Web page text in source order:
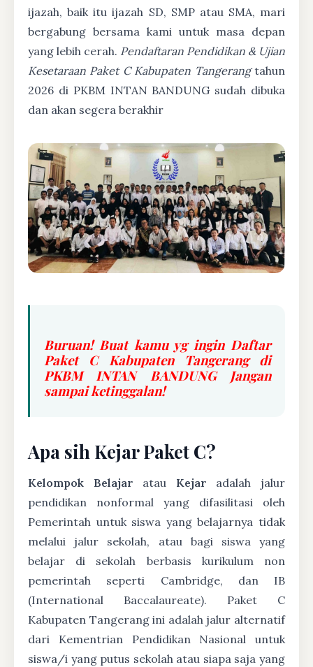
ijazah, baik itu ijazah SD, SMP atau SMA, mari
bergabung bersama kami untuk masa depan
yang lebih cerah. Pendaftaran Pendidikan & Ujian
Kesetaraan Paket C Kabupaten Tangerangtahun
2026 di PKBM INTAN BANDUNG sudah dibuka
dan akan segera berakhir
Buruan! Buat kamu yg ingin Daftar
Paket C Kabupaten Tangerang di
PKBM INTAN BANDUNG Jangan
sampai ketinggalan!
Apa sih Kejar Paket C?
Kelompok Belajar atau Kejar adalah jalur
pendidikan nonformal yang difasilitasi oleh
Pemerintah untuk siswa yang belajarnya tidak
melalui jalur sekolah, atau bagi siswa yang
belajar di sekolah berbasis kurikulum non
pemerintah seperti Cambridge, dan IB
(International Baccalaureate). Paket C
Kabupaten Tangerang ini adalah jalur alternatif
dari Kementrian Pendidikan Nasional untuk
siswa/i yang putus sekolah atau siapa saja yang